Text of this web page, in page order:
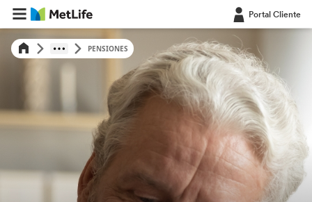
Portal Cliente
PENSIONES